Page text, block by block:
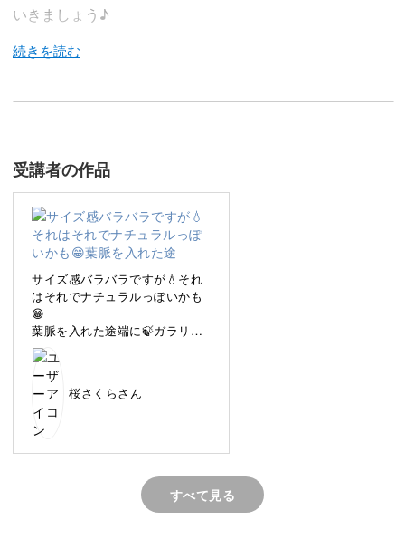
いきましょう♪
♪
クリスマスに食べるお菓子といえば、豪華なデコレーショ
ンのケーキやドイツのシュトーレンが定番。
もともと海外の文化であるクリスマスには洋菓子を食べる
のが一般的ですが、今年のクリスマスは和菓子で楽しんで
みませんか？
クリスマスカラーの緑と白の練り切りで作る今回の和菓子
は、ポインセチアを思わせるお花がのっているところがポ
きれいな形に成形するコツや和菓子作りのテクニックを、
受講者の作品
サイズ感バラバラですが💧それ
はそれでナチュラルっぽいかも
😁
葉脈を入れた途端に🍃ガラリと
印象が変わって面白かったです
✨６等分できるように頑張るか
👊タマゴカッターを買いに行く
か🐾今後の練習で考えます(笑)
桜さくらさん
すべて見る